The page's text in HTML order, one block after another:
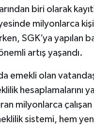
biri olarak
milyonlarca
SGK’ya yapılan
artış yaşandı.
emekli olan
hesaplamalarını
milyonlarca
sistemi, hem